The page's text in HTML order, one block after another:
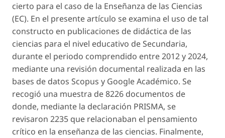
cierto para el caso de la Enseñanza de las Ciencias
(EC). En el presente artículo se examina el uso de tal
constructo en publicaciones de didáctica de las
ciencias para el nivel educativo de Secundaria,
durante el periodo comprendido entre 2012 y 2024,
mediante una revisión documental realizada en las
bases de datos Scopus y Google Académico. Se
recogió una muestra de 8226 documentos de
donde, mediante la declaración PRISMA, se
revisaron 2235 que relacionaban el pensamiento
crítico en la enseñanza de las ciencias. Finalmente,